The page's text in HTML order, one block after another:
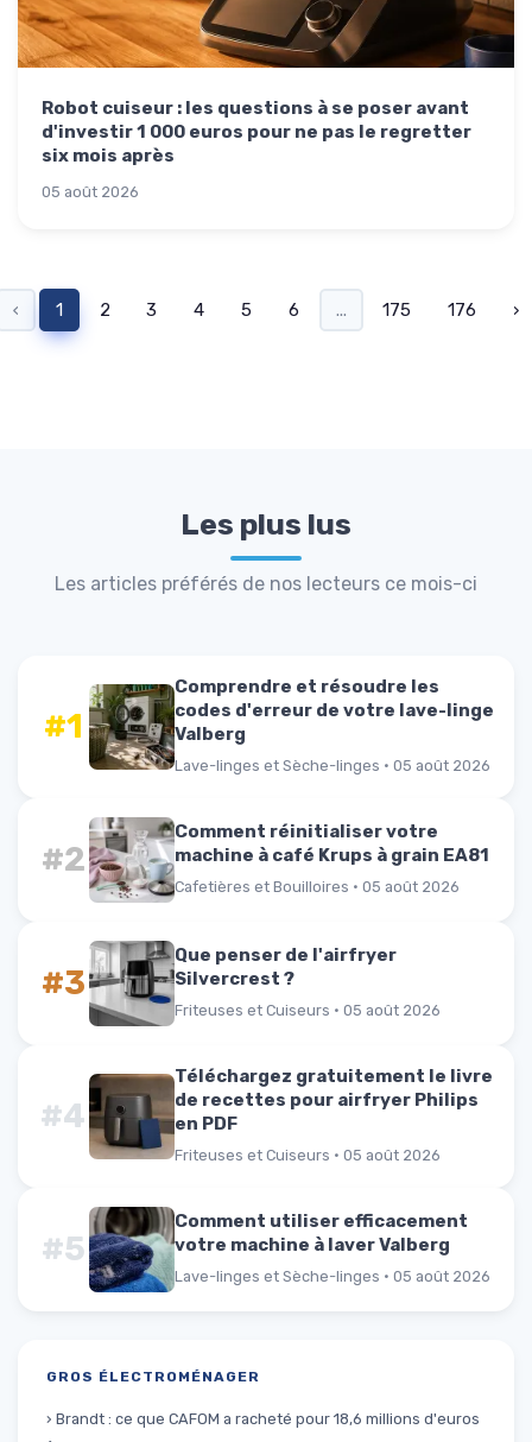
Robot cuiseur : les questions à se poser avant
d'investir 1 000 euros pour ne pas le regretter
six mois après
05 août 2026
‹ 1 2 3 4 5 6 ... 175 176 ›
Les plus lus
Les articles préférés de nos lecteurs ce mois-ci
#1
Comprendre et résoudre les
codes d'erreur de votre lave-linge
Valberg
Lave-linges et Sèche-linges · 05 août 2026
#2
Comment réinitialiser votre
machine à café Krups à grain EA81
Cafetières et Bouilloires · 05 août 2026
#3
Que penser de l'airfryer
Silvercrest ?
Friteuses et Cuiseurs · 05 août 2026
#4
Téléchargez gratuitement le livre
de recettes pour airfryer Philips
en PDF
Friteuses et Cuiseurs · 05 août 2026
#5
Comment utiliser efficacement
votre machine à laver Valberg
Lave-linges et Sèche-linges · 05 août 2026
GROS ÉLECTROMÉNAGER
› Brandt : ce que CAFOM a racheté pour 18,6 millions d'euros